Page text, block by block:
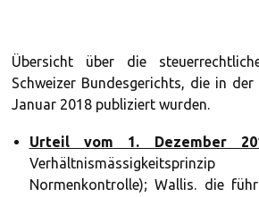
Übersicht über die
Schweizer Bundesgerichts, die in
Januar 2018 publiziert wurden.
Urteil vom 1. Dezember
Normenkontrolle); Wallis. die